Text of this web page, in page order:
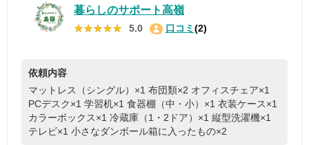
暮らしのサポート高嶺
★★★★★
★★★★★ 5.0 口コミ (2)
依頼内容
マットレス（シングル）×1 布団類×2 オフィスチェア×1
PCデスク×1 学習机×1 食器棚（中・小）×1 衣装ケース×1
カラーボックス×1 冷蔵庫（1・2ドア）×1 縦型洗濯機×1
テレビ×1 小さなダンボール箱に入ったもの×2